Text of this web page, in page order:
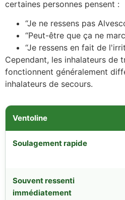
certaines personnes pensent :
“Je ne ressens pas
“Peut-être que ça ne
“Je ressens en fait de
Cependant, les inhalateurs de
fonctionnent généralement
inhalateurs de secours.
Ventoline
Soulagement rapide
Souvent ressenti
immédiatement